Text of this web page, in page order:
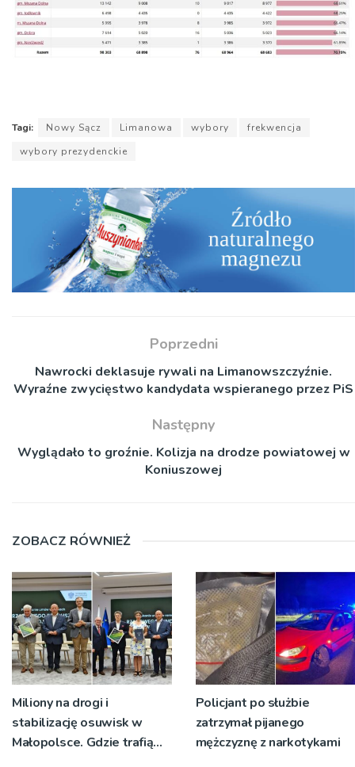
Tagi: Nowy Sącz Limanowa wybory
frekwencja
wybory prezydenckie
Poprzedni
Nawrocki deklasuje rywali na Limanowszczyźnie.
Wyraźne zwycięstwo kandydata wspieranego przez PiS
Następny
Wyglądało to groźnie. Kolizja na drodze powiatowej w
Koniuszowej
ZOBACZ RÓWNIEŻ
Miliony na drogi i
stabilizację osuwisk w
Małopolsce. Gdzie trafią
Policjant po służbie
zatrzymał pijanego
mężczyznę z narkotykami